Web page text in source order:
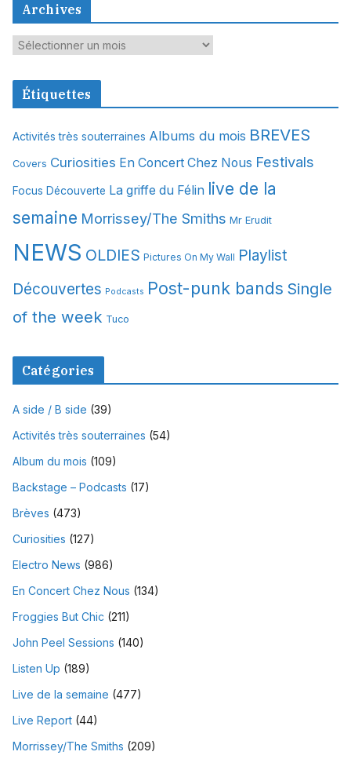
Archives
A
c
v
e
Étiquettes
Activités très souterraines Albums du mois BREVES
Covers Curiosities En Concert Chez Nous Festivals
Focus Découverte La griffe du Félin live de la
semaine Morrissey/The Smiths Mr Erudit
NEWS OLDIES Pictures On My Wall Playlist
Découvertes Podcasts Post-punk bands Single
of the week Tuco
Catégories
A side / B side (39)
Activités très souterraines (54)
Album du mois (109)
Backstage – Podcasts (17)
Brèves (473)
Curiosities (127)
Electro News (986)
En Concert Chez Nous (134)
Froggies But Chic (211)
John Peel Sessions (140)
Listen Up (189)
Live de la semaine (477)
Live Report (44)
Morrissey/The Smiths (209)